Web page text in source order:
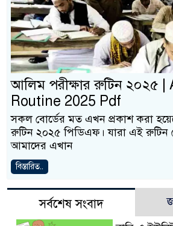
আলিম পরীক্ষার রুটিন ২০২৫
Routine 2025 Pdf
সকল বোর্ডের মত এখন প্রকাশ করা
রুটিন ২০২৫ পিডিএফ। যারা এই রুটিন
আমাদের এখান
বিস্তারিত..
সর্বশেষ সংবাদ